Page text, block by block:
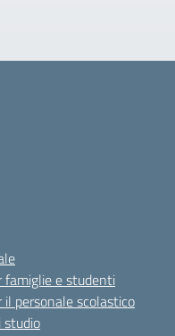
famiglie e studenti
il personale scolastico
studio